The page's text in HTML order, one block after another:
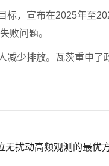
标，宣布在2025年至
败问题。
少排放。瓦茨重申
无扰动高频观测的最优